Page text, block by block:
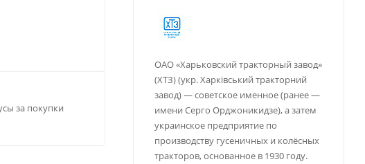
за покупки
ОАО «Харьковский тракторный завод»
(ХТЗ) (укр. Харківський тракторний
завод) — советское именное (ранее —
имени Серго Орджоникидзе), а затем
украинское предприятие по
производству гусеничных и колёсных
тракторов, основанное в 1930 году.